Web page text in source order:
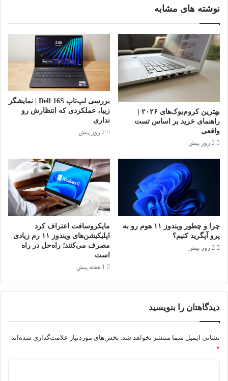
راه
خواهد
شد.
نوشته های مشابه
راهنمای خرید بر اساس تست
واقعی
2 روز پیش
بررسی لپ‌تاپ Dell 16S | نمایشگر
زیبا، عملکردی که انتظارش رو
نداری
2 روز پیش
چرا و چطور ویندوز ۱۱ هوم رو به
پرو آپگرید کنیم؟
2 روز پیش
مایکروسافت اعتراف کرد
اپلیکیشن‌های ویندوز ۱۱ رم زیادی
مصرف می‌کنند؛ راه‌حل در راه
است
1 هفته پیش
دیدگاهتان را بنویسید
نشانی ایمیل شما منتشر نخواهد شد. بخش‌های موردنیاز علامت‌گذاری شده‌اند
*